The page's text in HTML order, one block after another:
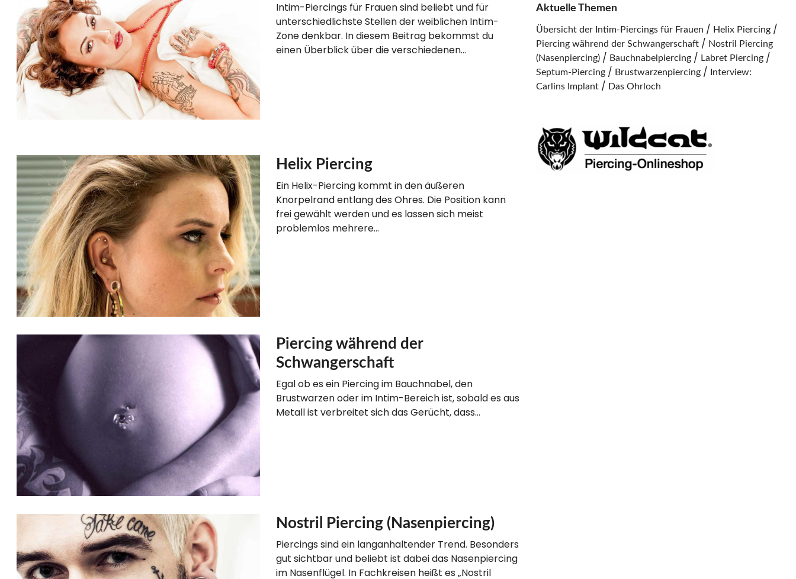
Intim-Piercings für Frauen sind beliebt und für
unterschiedlichste Stellen der weiblichen Intim-
Zone denkbar. In diesem Beitrag bekommst du
einen Überblick über die verschiedenen…
Helix Piercing
Ein Helix-Piercing kommt in den äußeren
Knorpelrand entlang des Ohres. Die Position kann
frei gewählt werden und es lassen sich meist
problemlos mehrere…
Piercing während der
Schwangerschaft
Egal ob es ein Piercing im Bauchnabel, den
Brustwarzen oder im Intim-Bereich ist, sobald es aus
Metall ist verbreitet sich das Gerücht, dass…
Nostril Piercing (Nasenpiercing)
Piercings sind ein langanhaltender Trend. Besonders
gut sichtbar und beliebt ist dabei das Nasenpiercing
im Nasenflügel. In Fachkreisen heißt es „Nostril
Aktuelle Themen
Übersicht der Intim-Piercings für Frauen
Helix Piercing
Piercing während der Schwangerschaft
Nostril Piercing
(Nasenpiercing)
Bauchnabelpiercing
Labret Piercing
Septum-Piercing
Brustwarzenpiercing
Interview:
Carlins Implant
Das Ohrloch